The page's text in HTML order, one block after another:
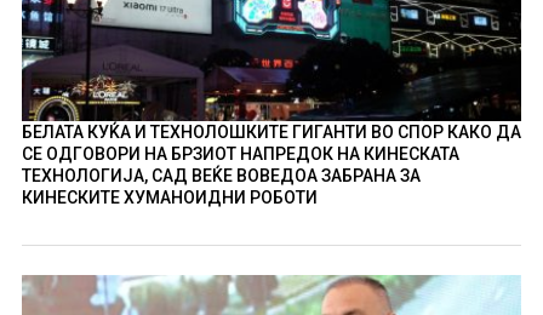
БЕЛАТА КУЌА И ТЕХНОЛОШКИТЕ ГИГАНТИ ВО СПОР КАКО ДА
СЕ ОДГОВОРИ НА БРЗИОТ НАПРЕДОК НА КИНЕСКАТА
ТЕХНОЛОГИЈА, САД ВЕЌЕ ВОВЕДОА ЗАБРАНА ЗА
КИНЕСКИТЕ ХУМАНОИДНИ РОБОТИ